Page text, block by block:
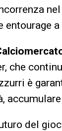
entourage
che
è
del